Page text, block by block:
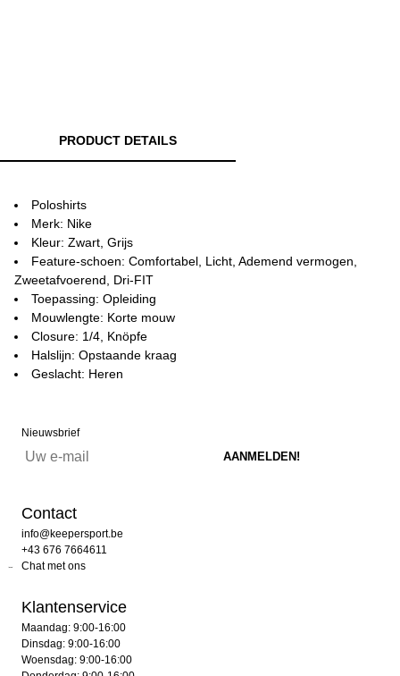
PRODUCT DETAILS
Poloshirts
Merk: Nike
Kleur: Zwart, Grijs
Feature-schoen: Comfortabel, Licht, Ademend vermogen,
Zweetafvoerend, Dri-FIT
Toepassing: Opleiding
Mouwlengte: Korte mouw
Closure: 1/4, Knöpfe
Halslijn: Opstaande kraag
Geslacht: Heren
Nieuwsbrief
Contact
info@keepersport.be
+43 676 7664611
Chat met ons
Klantenservice
Maandag: 9:00-16:00
Dinsdag: 9:00-16:00
Woensdag: 9:00-16:00